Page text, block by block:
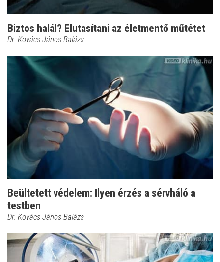
Biztos halál? Elutasítani az életmentő műtétet
Dr. Kovács János Balázs
Beültetett védelem: Ilyen érzés a sérvháló a
testben
Dr. Kovács János Balázs